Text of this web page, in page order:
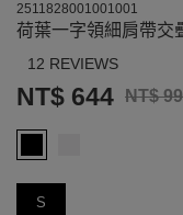
2511828001001001
荷葉一字領細肩帶交
12 REVIEWS
NT$ 644 NT$
S